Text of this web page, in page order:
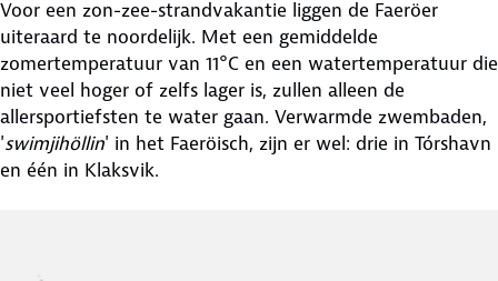
Voor een zon-zee-strandvakantie liggen de Faeröer
uiteraard te noordelijk. Met een gemiddelde
zomertemperatuur van 11°C en een watertemperatuur die
niet veel hoger of zelfs lager is, zullen alleen de
allersportiefsten te water gaan. Verwarmde zwembaden,
'swimjihöllin' in het Faeröisch, zijn er wel: drie in Tórshavn
en één in Klaksvik.